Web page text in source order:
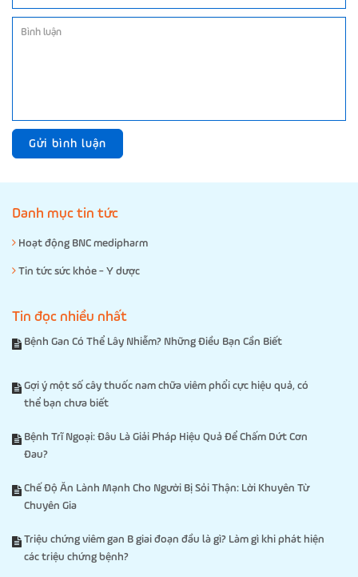
Gửi bình luận
Danh mục tin tức
Hoạt động BNC medipharm
Tin tức sức khỏe - Y dược
Tin đọc nhiều nhất
Bệnh Gan Có Thể Lây Nhiễm? Những Điều Bạn Cần Biết
Gợi ý một số cây thuốc nam chữa viêm phổi cực hiệu quả, có
thể bạn chưa biết
Bệnh Trĩ Ngoại: Đâu Là Giải Pháp Hiệu Quả Để Chấm Dứt Cơn
Đau?
Chế Độ Ăn Lành Mạnh Cho Người Bị Sỏi Thận: Lời Khuyên Từ
Chuyên Gia
Triệu chứng viêm gan B giai đoạn đầu là gì? Làm gì khi phát hiện
các triệu chứng bệnh?